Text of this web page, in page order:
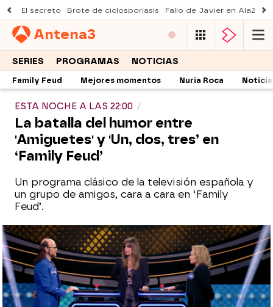
El secreto Brote de ciclosporiasis Fallo de Javier en AlaZ
Antena3
SERIES PROGRAMAS NOTICIAS
Family Feud Mejores momentos Nuria Roca
ESTA NOCHE A LAS 22:00
La batalla del humor entre
'Amiguetes' y 'Un, dos, tres’ en
‘Family Feud’
Un programa clásico de la televisión española y
un grupo de amigos, cara a cara en ‘Family
Feud’.